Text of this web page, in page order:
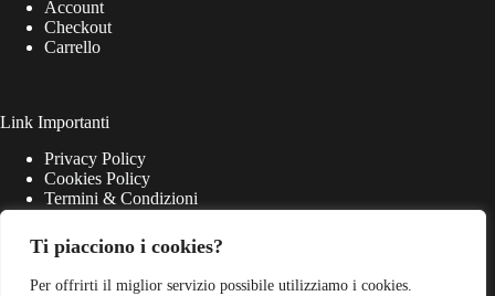
Ti piacciono i cookies?
Per offrirti il miglior servizio possibile utilizziamo i cookies.
Account
Checkout
Carrello
Link Importanti
Privacy Policy
Cookies Policy
Termini & Condizioni